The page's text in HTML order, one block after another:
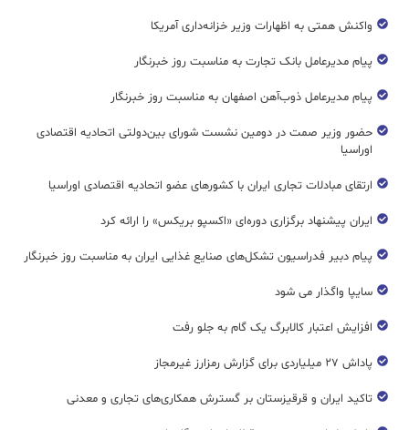
واکنش همتی به اظهارات وزیر خزانه‌داری آمریکا
پیام مدیرعامل بانک تجارت به مناسبت روز خبرنگار
پیام مدیرعامل ذوب‌آهن اصفهان به مناسبت روز خبرنگار
حضور وزیر صمت در دومین نشست شورای بین‌دولتی اتحادیه اقتصادی
اوراسیا
ارتقای مبادلات تجاری ایران با کشورهای عضو اتحادیه اقتصادی اوراسیا
ایران پیشنهاد برگزاری دوره‌ای «اکسپو بریکس» را ارائه کرد
پیام دبیر فدراسیون تشکل‌های صنایع غذایی ایران به مناسبت روز خبرنگار
سایپا واگذار می شود
افزایش اعتبار کالابرگ یک گام به جلو رفت
پاداش ۲۷ میلیاردی برای گزارش رمزارز غیرمجاز
تاکید ایران و قرقیزستان بر گسترش همکاری‌های تجاری و معدنی